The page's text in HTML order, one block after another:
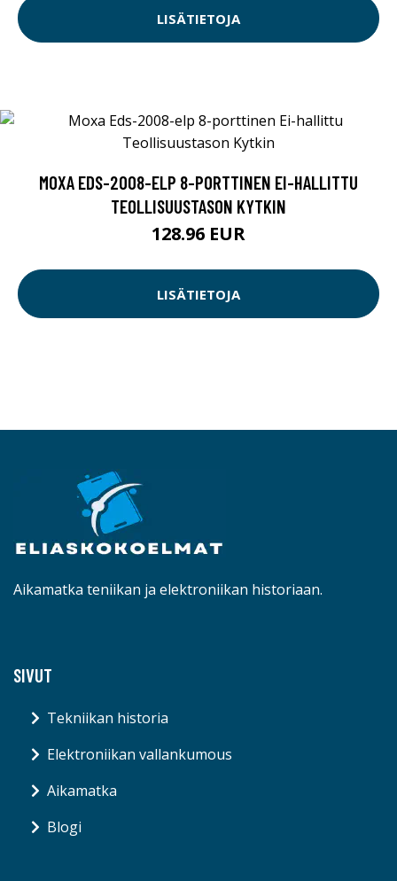
LISÄTIETOJA
MOXA EDS-2008-ELP 8-PORTTINEN EI-HALLITTU
TEOLLISUUSTASON KYTKIN
128.96 EUR
LISÄTIETOJA
Aikamatka teniikan ja elektroniikan historiaan.
SIVUT
Tekniikan historia
Elektroniikan vallankumous
Aikamatka
Blogi